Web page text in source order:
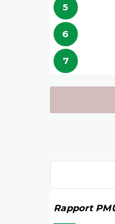
5
6
7
Rapport